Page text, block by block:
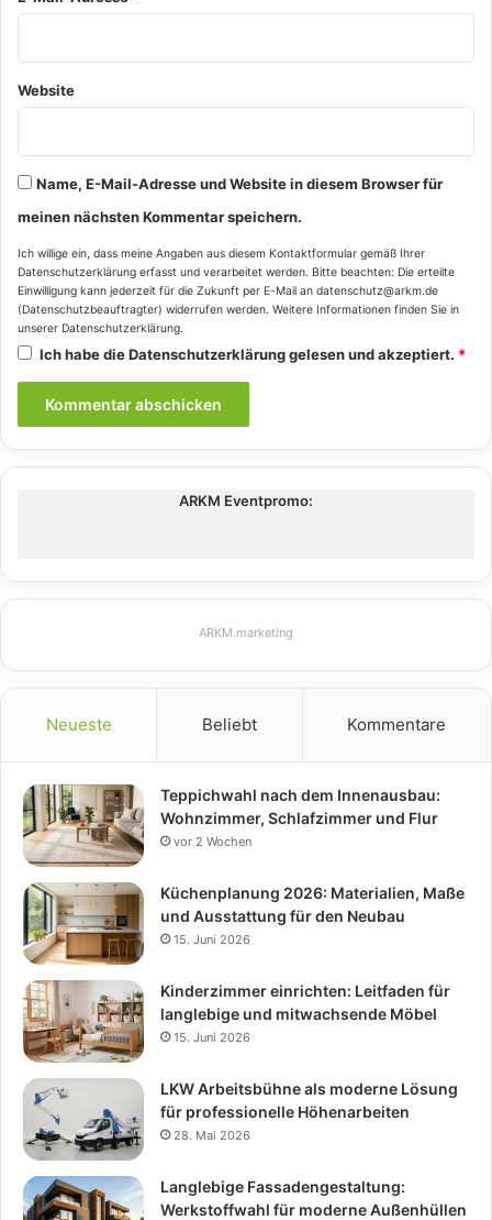
Website
Name, E-Mail-Adresse und Website in diesem Browser für
meinen nächsten Kommentar speichern.
Ich willige ein, dass meine Angaben aus diesem Kontaktformular gemäß Ihrer
Datenschutzerklärung erfasst und verarbeitet werden. Bitte beachten: Die erteilte
Einwilligung kann jederzeit für die Zukunft per E-Mail an datenschutz@arkm.de
(Datenschutzbeauftragter) widerrufen werden. Weitere Informationen finden Sie in
unserer Datenschutzerklärung.
Ich habe dieDatenschutzerklärunggelesen und akzeptiert. *
ARKM Eventpromo:
ARKM.marketing
Neueste Beliebt Kommentare
Teppichwahl nach dem Innenausbau:
Wohnzimmer, Schlafzimmer und Flur
vor 2 Wochen
Küchenplanung 2026: Materialien, Maße
und Ausstattung für den Neubau
15. Juni 2026
Kinderzimmer einrichten: Leitfaden für
langlebige und mitwachsende Möbel
15. Juni 2026
LKW Arbeitsbühne als moderne Lösung
für professionelle Höhenarbeiten
28. Mai 2026
Langlebige Fassadengestaltung:
Werkstoffwahl für moderne Außenhüllen